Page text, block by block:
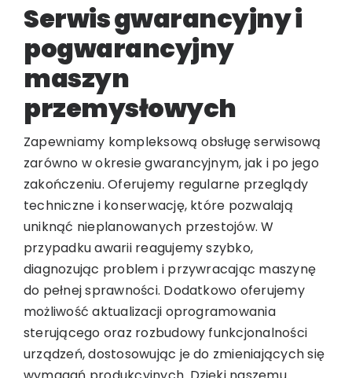
Serwis gwarancyjny i
pogwarancyjny
maszyn
przemysłowych
Zapewniamy kompleksową obsługę serwisową
zarówno w okresie gwarancyjnym, jak i po jego
zakończeniu. Oferujemy regularne przeglądy
techniczne i konserwację, które pozwalają
uniknąć nieplanowanych przestojów. W
przypadku awarii reagujemy szybko,
diagnozując problem i przywracając maszynę
do pełnej sprawności. Dodatkowo oferujemy
możliwość aktualizacji oprogramowania
sterującego oraz rozbudowy funkcjonalności
urządzeń, dostosowując je do zmieniających się